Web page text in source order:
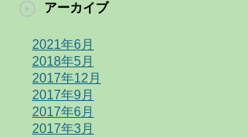
アーカイブ
2021年6月
2018年5月
2017年12月
2017年9月
2017年6月
2017年3月